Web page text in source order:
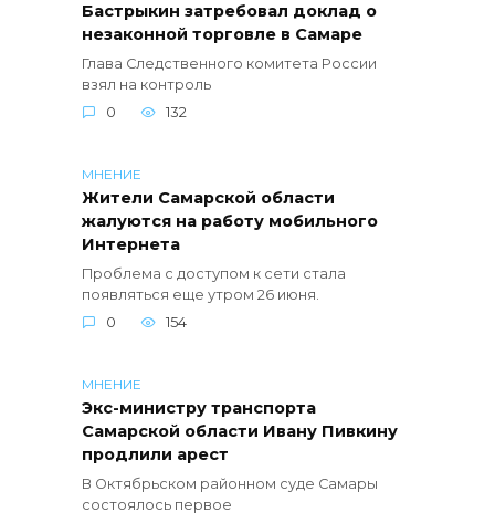
Бастрыкин затребовал доклад о
незаконной торговле в Самаре
Глава Следственного комитета России
взял на контроль
0
132
МНЕНИЕ
Жители Самарской области
жалуются на работу мобильного
Интернета
Проблема с доступом к сети стала
появляться еще утром 26 июня.
0
154
МНЕНИЕ
Экс-министру транспорта
Самарской области Ивану Пивкину
продлили арест
В Октябрьском районном суде Самары
состоялось первое